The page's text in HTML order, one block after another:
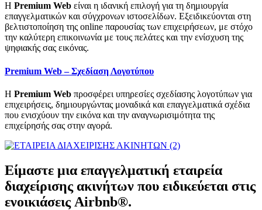
Η Premium Web είναι η ιδανική επιλογή για τη δημιουργία
επαγγελματικών και σύγχρονων ιστοσελίδων. Εξειδικεύονται στη
βελτιστοποίηση της online παρουσίας των επιχειρήσεων, με στόχο
την καλύτερη επικοινωνία με τους πελάτες και την ενίσχυση της
ψηφιακής σας εικόνας.
Premium Web – Σχεδίαση Λογοτύπου
Η Premium Web προσφέρει υπηρεσίες σχεδίασης λογοτύπων για
επιχειρήσεις, δημιουργώντας μοναδικά και επαγγελματικά σχέδια
που ενισχύουν την εικόνα και την αναγνωρισιμότητα της
επιχείρησής σας στην αγορά.
Είμαστε μια επαγγελματική εταιρεία
διαχείρισης ακινήτων που ειδικεύεται στις
ενοικιάσεις Airbnb®.